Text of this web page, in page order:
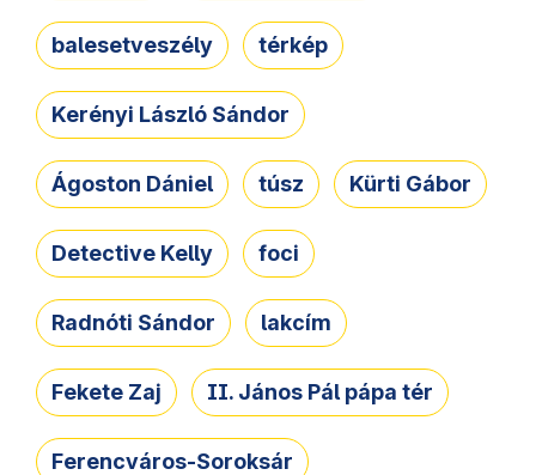
balesetveszély térkép
Kerényi László Sándor
Ágoston Dániel túsz Kürti Gábor
Detective Kelly foci
Radnóti Sándor lakcím
Fekete Zaj II. János Pál pápa tér
Ferencváros-Soroksár